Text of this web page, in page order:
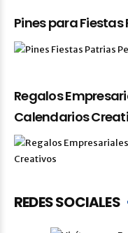
Pines para Fiestas
Regalos
Calendarios
REDES SOCIALES